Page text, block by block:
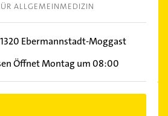
ALLGEMEINMEDIZIN
Ebermannstadt-Moggast
Öffnet Montag um 08:00